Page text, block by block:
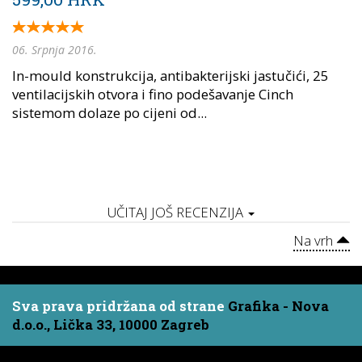
06. Srpnja 2016.
In-mould konstrukcija, antibakterijski jastučići, 25
ventilacijskih otvora i fino podešavanje Cinch
sistemom dolaze po cijeni od...
UČITAJ JOŠ RECENZIJA
Na vrh
Sva prava pridržana od strane Grafika - Nova
d.o.o., Lička 33, 10000 Zagreb